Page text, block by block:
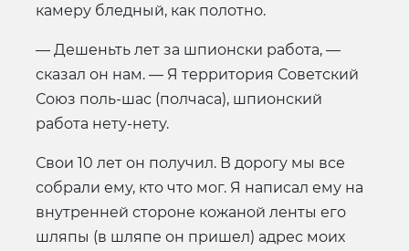
камеру бледный, как полотно.
— Дешеньть лет за шпионски работа, —
сказал он нам. — Я территория Советский
Союз поль-шас (полчаса), шпионский
работа нету-нету.
Свои 10 лет он получил. В дорогу мы все
собрали ему, кто что мог. Я написал ему на
внутренней стороне кожаной ленты его
шляпы (в шляпе он пришел) адрес моих